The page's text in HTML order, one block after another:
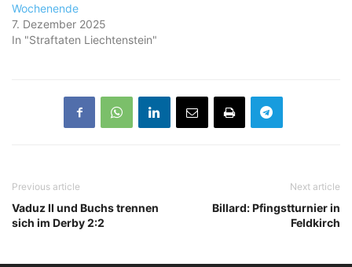
Wochenende
7. Dezember 2025
In "Straftaten Liechtenstein"
Previous article
Vaduz II und Buchs trennen
sich im Derby 2:2
Next article
Billard: Pfingstturnier in
Feldkirch